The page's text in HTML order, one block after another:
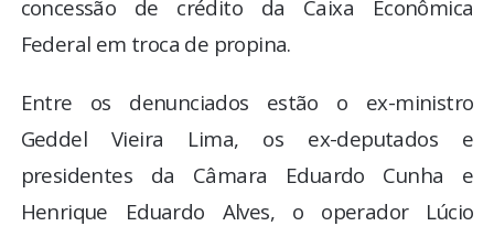
concessão de crédito da Caixa Econômica
Federal em troca de propina.
Entre os denunciados estão o ex-ministro
Geddel Vieira Lima, os ex-deputados e
presidentes da Câmara Eduardo Cunha e
Henrique Eduardo Alves, o operador Lúcio